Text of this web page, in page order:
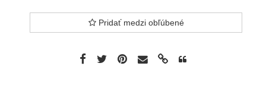
Pridať medzi obľúbené